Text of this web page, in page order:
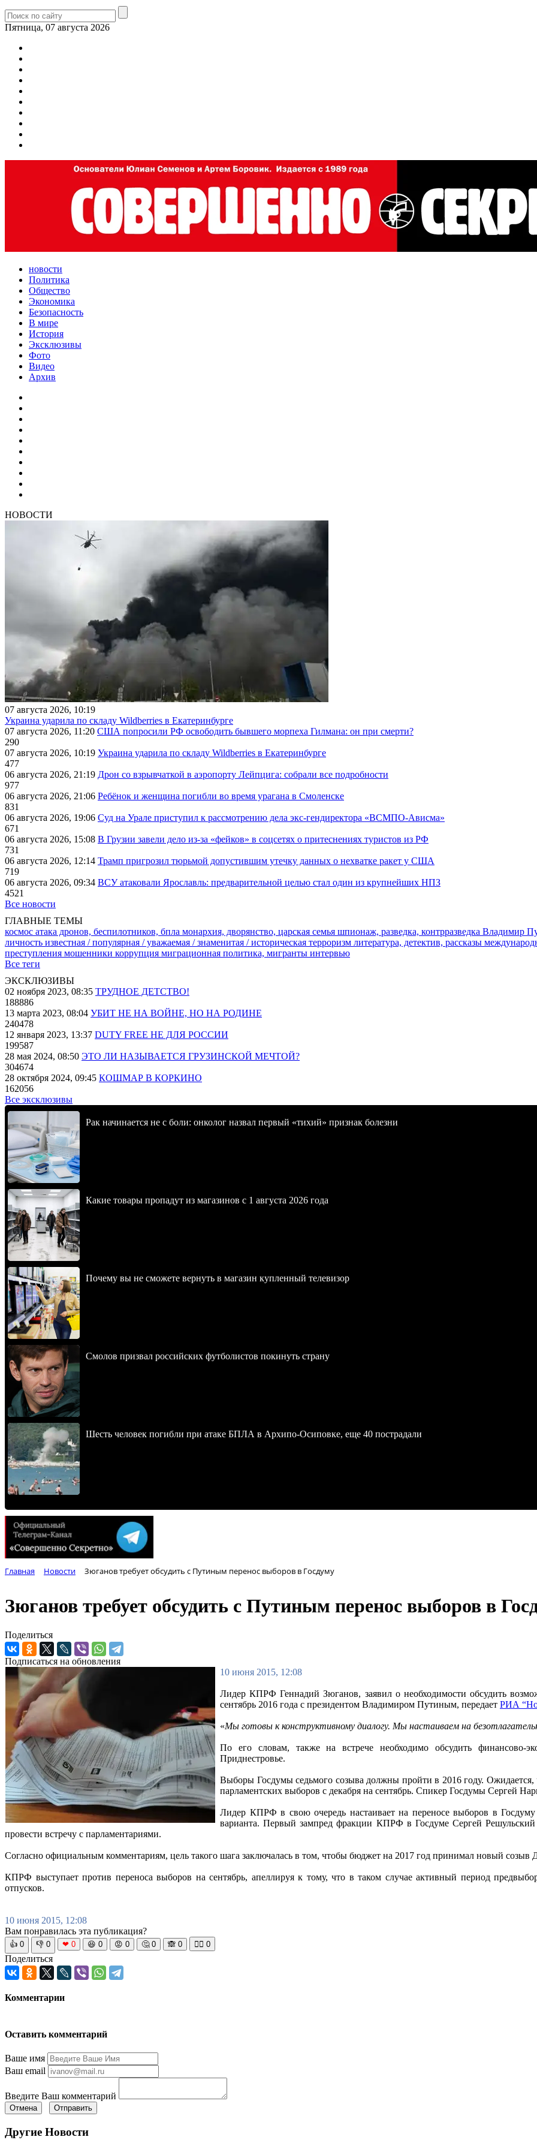
Пятница, 07 августа 2026
новости
Политика
Общество
Экономика
Безопасность
В мире
История
Эксклюзивы
Фото
Видео
Архив
НОВОСТИ
07 августа 2026, 10:19
Украина ударила по складу Wildberries в Екатеринбурге
07 августа 2026, 11:20 США попросили РФ освободить бывшего морпеха Гилмана: он при смерти?
290
07 августа 2026, 10:19 Украина ударила по складу Wildberries в Екатеринбурге
477
06 августа 2026, 21:19 Дрон со взрывчаткой в аэропорту Лейпцига: собрали все подробности
977
06 августа 2026, 21:06 Ребёнок и женщина погибли во время урагана в Смоленске
831
06 августа 2026, 19:06 Суд на Урале приступил к рассмотрению дела экс-гендиректора «ВСМПО-Ависма»
671
06 августа 2026, 15:08 В Грузии завели дело из-за «фейков» в соцсетях о притеснениях туристов из РФ
731
06 августа 2026, 12:14 Трамп пригрозил тюрьмой допустившим утечку данных о нехватке ракет у США
719
06 августа 2026, 09:34 ВСУ атаковали Ярославль: предварительной целью стал один из крупнейших НПЗ
4521
Все новости
ГЛАВНЫЕ ТЕМЫ
космос атака дронов, беспилотников, бпла монархия, дворянство, царская семья шпионаж, разведка, контрразведка Владимир
личность известная / популярная / уважаемая / знаменитая / историческая терроризм литература, детектив, рассказы
преступления мошенники коррупция миграционная политика, мигранты интервью
Все теги
ЭКСКЛЮЗИВЫ
02 ноября 2023, 08:35 ТРУДНОЕ ДЕТСТВО!
188886
13 марта 2023, 08:04 УБИТ НЕ НА ВОЙНЕ, НО НА РОДИНЕ
240478
12 января 2023, 13:37 DUTY FREE НЕ ДЛЯ РОССИИ
199587
28 мая 2024, 08:50 ЭТО ЛИ НАЗЫВАЕТСЯ ГРУЗИНСКОЙ МЕЧТОЙ?
304674
28 октября 2024, 09:45 КОШМАР В КОРКИНО
162056
Все эксклюзивы
Рак начинается не с боли: онколог назвал первый «тихий» признак болезни
Какие товары пропадут из магазинов с 1 августа 2026 года
Почему вы не сможете вернуть в магазин купленный телевизор
Смолов призвал российских футболистов покинуть страну
Шесть человек погибли при атаке БПЛА в Архипо-Осиповке, еще 40 пострадали
Главная Новости Зюганов требует обсудить с Путиным перенос выборов в Госдуму
Зюганов требует обсудить с Путиным перенос выборов в
Поделиться
Подписаться на обновления
10 июня 2015, 12:08
Лидер КПРФ Геннадий Зюганов, заявил о необходимости обсудить
сентябрь 2016 года с президентом Владимиром Путиным, передает РИА
«Мы готовы к конструктивному диалогу. Мы настаиваем на
По его словам, также на встрече необходимо обсудить
Приднестровье.
Выборы Госдумы седьмого созыва должны пройти в 2016 году. Ожидается,
парламентских выборов с декабря на сентябрь. Спикер Госдумы Сергей
Лидер КПРФ в свою очередь настаивает на переносе выборов в
варианта. Первый зампред фракции КПРФ в Госдуме Сергей Решульский
провести встречу с парламентариями.
Согласно официальным комментариям, цель такого шага заключалась в том, чтобы бюджет на 2017 год принимал новый созыв
КПРФ выступает против переноса выборов на сентябрь, апеллируя к тому, что в таком случае активный период
отпусков.
10 июня 2015, 12:08
Вам понравилась эта публикация?
👍 0 👎 0 ❤ 0 😆 0 😡 0 🤔 0 🙈 0 🧘‍♀️ 0
Поделиться
Комментарии
Оставить комментарий
Ваше имя
Ваш email
Введите Ваш комментарий
Отмена Отправить
Другие Новости